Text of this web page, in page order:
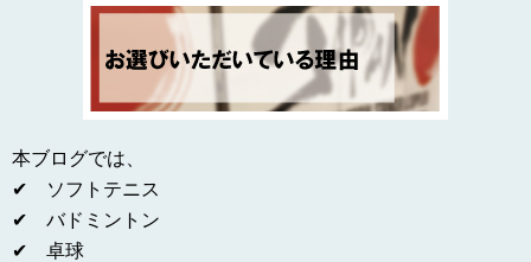
本ブログでは、
✔ ソフトテニス
✔ バドミントン
✔ 卓球